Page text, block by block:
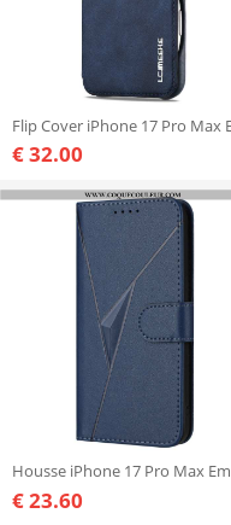
€ 32.00
€ 23.60